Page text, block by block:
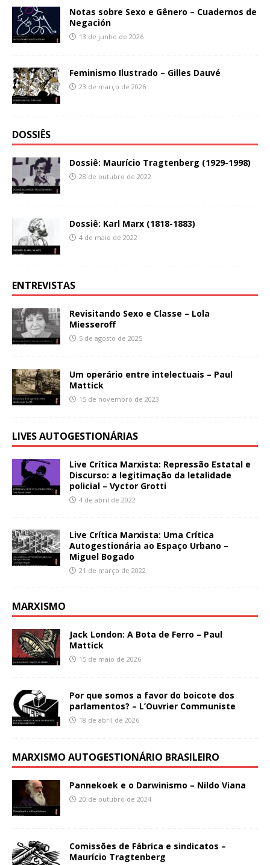
Notas sobre Sexo e Gênero – Cuadernos de
Negación
13 de junho de 2026
Feminismo Ilustrado – Gilles Dauvé
23 de março de 2026
DOSSIÊS
Dossiê: Maurício Tragtenberg (1929-1998)
28 de outubro de 2022
Dossiê: Karl Marx (1818-1883)
4 de maio de 2022
ENTREVISTAS
Revisitando Sexo e Classe – Lola
Miesseroff
5 de agosto de 2025
Um operário entre intelectuais – Paul
Mattick
15 de novembro de 2023
LIVES AUTOGESTIONÁRIAS
Live Crítica Marxista: Repressão Estatal e
Discurso: a legitimação da letalidade
policial – Vyctor Grotti
4 de abril de 2022
Live Crítica Marxista: Uma Crítica
Autogestionária ao Espaço Urbano –
Miguel Bogado
21 de março de 2022
MARXISMO
Jack London: A Bota de Ferro – Paul
Mattick
15 de maio de 2026
Por que somos a favor do boicote dos
parlamentos? – L’Ouvrier Communiste
18 de abril de 2026
MARXISMO AUTOGESTIONÁRIO BRASILEIRO
Pannekoek e o Darwinismo – Nildo Viana
20 de outubro de 2024
Comissões de Fábrica e sindicatos –
Maurício Tragtenberg